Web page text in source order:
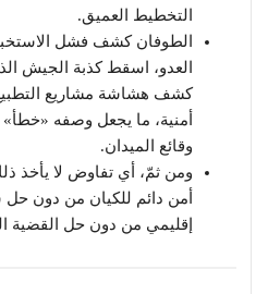
التخطيط العميق.
الطوفان كشف فشل
العدو، اسقط كذبة الجيش
كشف هشاشة مشاريع
أمنية، ما يجعل وصفه
وقائع الميدان.
ومن ثمّ، أي تفاوض لا يأخذ
أمن دائم للكيان من دون
إقليمي من دون حل القضية